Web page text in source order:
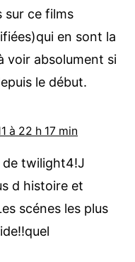
sur ce films
en sont la
voir absolument si
le début.
à 22 h 17 min
de twilight4!J
d histoire et
scénes les plus